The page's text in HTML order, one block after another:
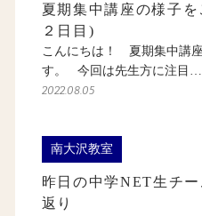
夏期集中講座の様子
２日目)
こんにちは！ 夏期集中講
す。 今回は先生方に注目…
2022.08.05
南大沢教室
昨日の中学NET生チ
返り